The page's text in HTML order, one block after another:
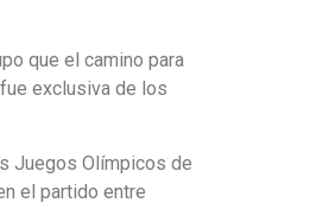
que el camino para
exclusiva de los
Juegos Olímpicos de
el partido entre